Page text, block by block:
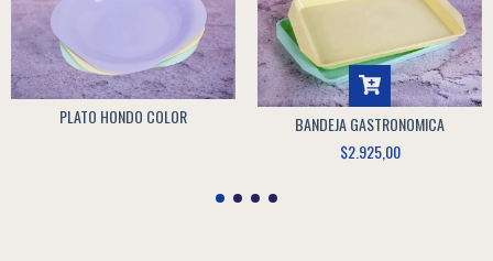
PLATO HONDO COLOR
BANDEJA GASTRONOMICA
$2.925,00